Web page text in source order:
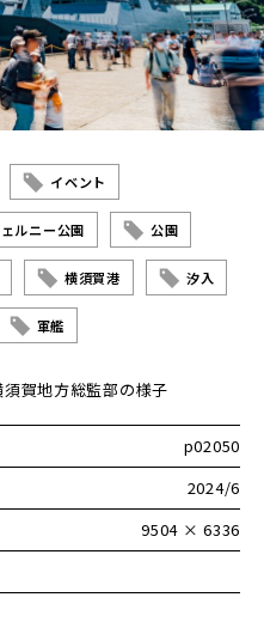
イベント
ルニー公園 公園
横須賀港 汐入
軍艦
賀地方総監部の様子
p02050
2024/6
9504 × 6336